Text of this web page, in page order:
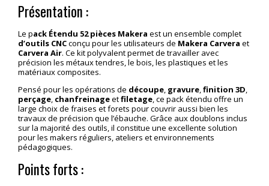
Présentation :
Le pack Étendu 52 pièces Makera est un ensemble complet
d’outils CNCconçu pour les utilisateurs de Makera Carvera et
Carvera Air. Ce kit polyvalent permet de travailler avec
précision les métaux tendres, le bois, les plastiques et les
matériaux composites.
Pensé pour les opérations de découpe, gravure,finition 3D,
perçage, chanfreinageetfiletage, ce pack étendu offre un
large choix de fraises et forets pour couvrir aussi bien les
travaux de précision que l’ébauche. Grâce aux doublons inclus
sur la majorité des outils, il constitue une excellente solution
pour les makers réguliers, ateliers et environnements
pédagogiques.
Points forts :